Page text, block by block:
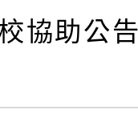
協助公